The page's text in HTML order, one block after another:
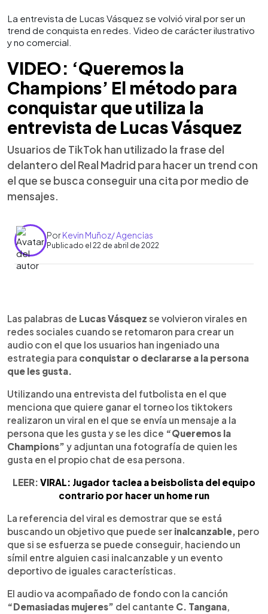
La entrevista de Lucas Vásquez se volvió viral por ser un
trend de conquista en redes. Video de carácter ilustrativo
y no comercial.
VIDEO: ‘Queremos la
Champions’ El método para
conquistar que utiliza la
entrevista de Lucas Vásquez
Usuarios de TikTok han utilizado la frase del
delantero del Real Madrid para hacer un trend con
el que se busca conseguir una cita por medio de
mensajes.
PorKevin Muñoz/ Agencias
Publicado el 22 de abril de 2022
► Escuchar artículo
Las palabras de Lucas Vásquez se volvieron virales en
redes sociales cuando se retomaron para crear un
audio con el que los usuarios han ingeniado una
estrategia para conquistar o declararse a la persona
que les gusta.
Utilizando una entrevista del futbolista en el que
menciona que quiere ganar el torneo los tiktokers
realizaron un viral en el que se envía un mensaje a la
persona que les gusta y se les dice “Queremos la
Champions” y adjuntan una fotografía de quien les
gusta en el propio chat de esa persona.
LEER: VIRAL: Jugador taclea a beisbolista del equipo
contrario por hacer un home run
La referencia del viral es demostrar que se está
buscando un objetivo que puede ser inalcanzable, pero
que si se esfuerza se puede conseguir, haciendo un
símil entre alguien casi inalcanzable y un evento
deportivo de iguales características.
El audio va acompañado de fondo con la canción
“Demasiadas mujeres” del cantante C. Tangana